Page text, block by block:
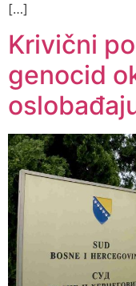
[…]
Krivični
genocid